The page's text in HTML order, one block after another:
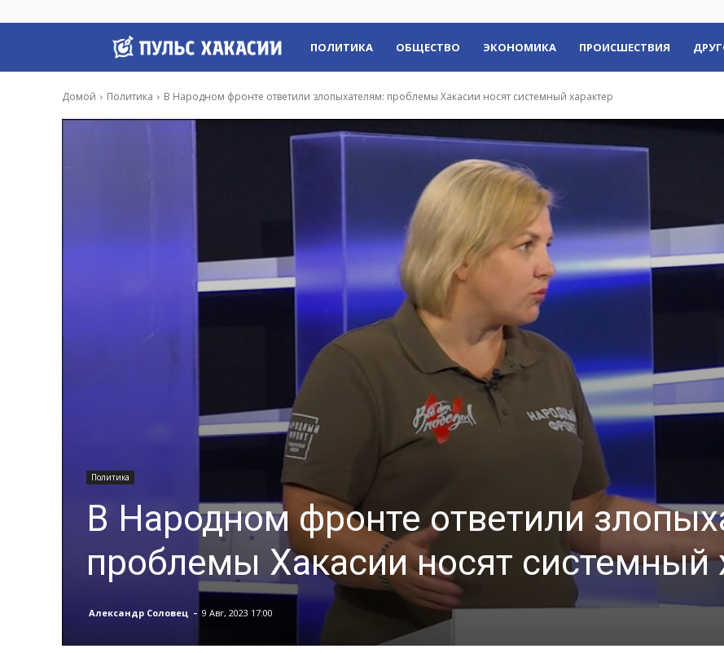
Пульс
Хакасии
ПОЛИТИКА ОБЩЕСТВО ЭКОНОМИКА ПРОИСШЕСТВИЯ
Домой Политика В Народном фронте ответили злопыхателям: проблемы Хакасии носят системный характер
Политика
В Народном фронте ответили
проблемы Хакасии носят системный
Александр Соловец - 9 Авг, 2023 17:00